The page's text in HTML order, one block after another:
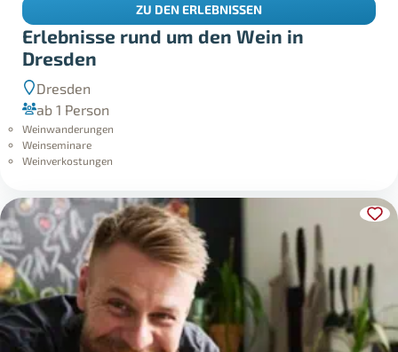
Erlebnisse rund um den Wein in
Dresden
Dresden
ab 1 Person
Weinwanderungen
Weinseminare
Weinverkostungen
ZU DEN ERLEBNISSEN